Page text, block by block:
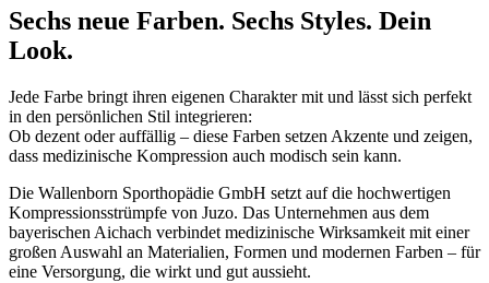
Sechs neue Farben. Sechs Styles. Dein
Look.
Jede Farbe bringt ihren eigenen Charakter mit und lässt sich perfekt
in den persönlichen Stil integrieren:
Ob dezent oder auffällig – diese Farben setzen Akzente und zeigen,
dass medizinische Kompression auch modisch sein kann.
Die Wallenborn Sporthopädie GmbH setzt auf die hochwertigen
Kompressionsstrümpfe von Juzo. Das Unternehmen aus dem
bayerischen Aichach verbindet medizinische Wirksamkeit mit einer
großen Auswahl an Materialien, Formen und modernen Farben – für
eine Versorgung, die wirkt und gut aussieht.